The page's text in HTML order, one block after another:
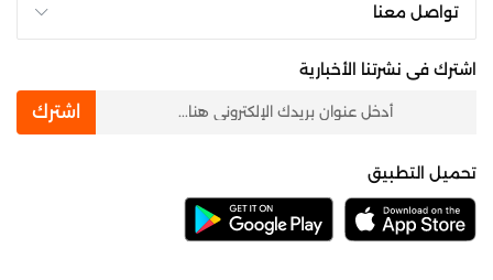
تواصل معنا
اشترك فى نشرتنا الأخبارية
اشترك
تحميل التطبيق